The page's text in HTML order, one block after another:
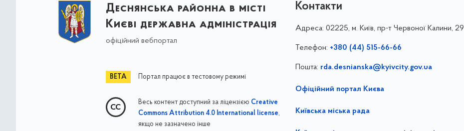
Деснянська районна в місті
Києві державна адміністрація
офіційний вебпортал
Портал працює в тестовому режимі
Весь контент доступний за ліцензією Creative
Commons Attribution 4.0 International license,
якщо не зазначено інше
Контакти
Адреса: 02225, м. Київ, пр-т Червоної Калини, 29
Телефон: +380 (44) 515-66-66
Пошта: rda.desnianska@kyivcity.gov.ua
Офіційний портал Києва
Київська міська рада